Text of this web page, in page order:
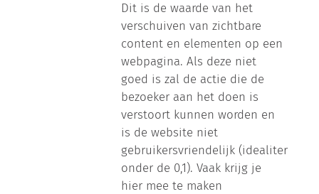
Dit is de waarde van het
verschuiven van zichtbare
content en elementen op een
webpagina. Als deze niet
goed is zal de actie die de
bezoeker aan het doen is
verstoort kunnen worden en
is de website niet
gebruikersvriendelijk (idealiter
onder de 0,1). Vaak krijg je
hier mee te maken